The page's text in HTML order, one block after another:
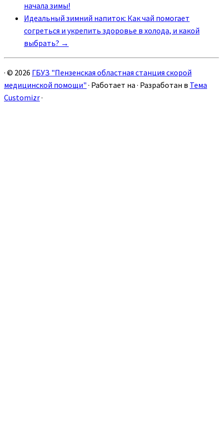
начала зимы!
Идеальный зимний напиток: Как чай помогает
согреться и укрепить здоровье в холода, и какой
выбрать? →
· © 2026 ГБУЗ "Пензенская областная станция скорой
медицинской помощи" · Работает на · Разработан в Тема
Customizr·